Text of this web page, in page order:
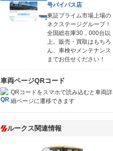
号パイパス店
東証プライム市場上場の
ネクステージグループ！
全国総在庫30，000台以
上。販売・買取はもちろ
ん、車検やメンテナンス
までお任せください！
車両ページQRコード
QRコードをスマホで読み込むと車両詳
細ページに遷移できます
ルークス関連情報